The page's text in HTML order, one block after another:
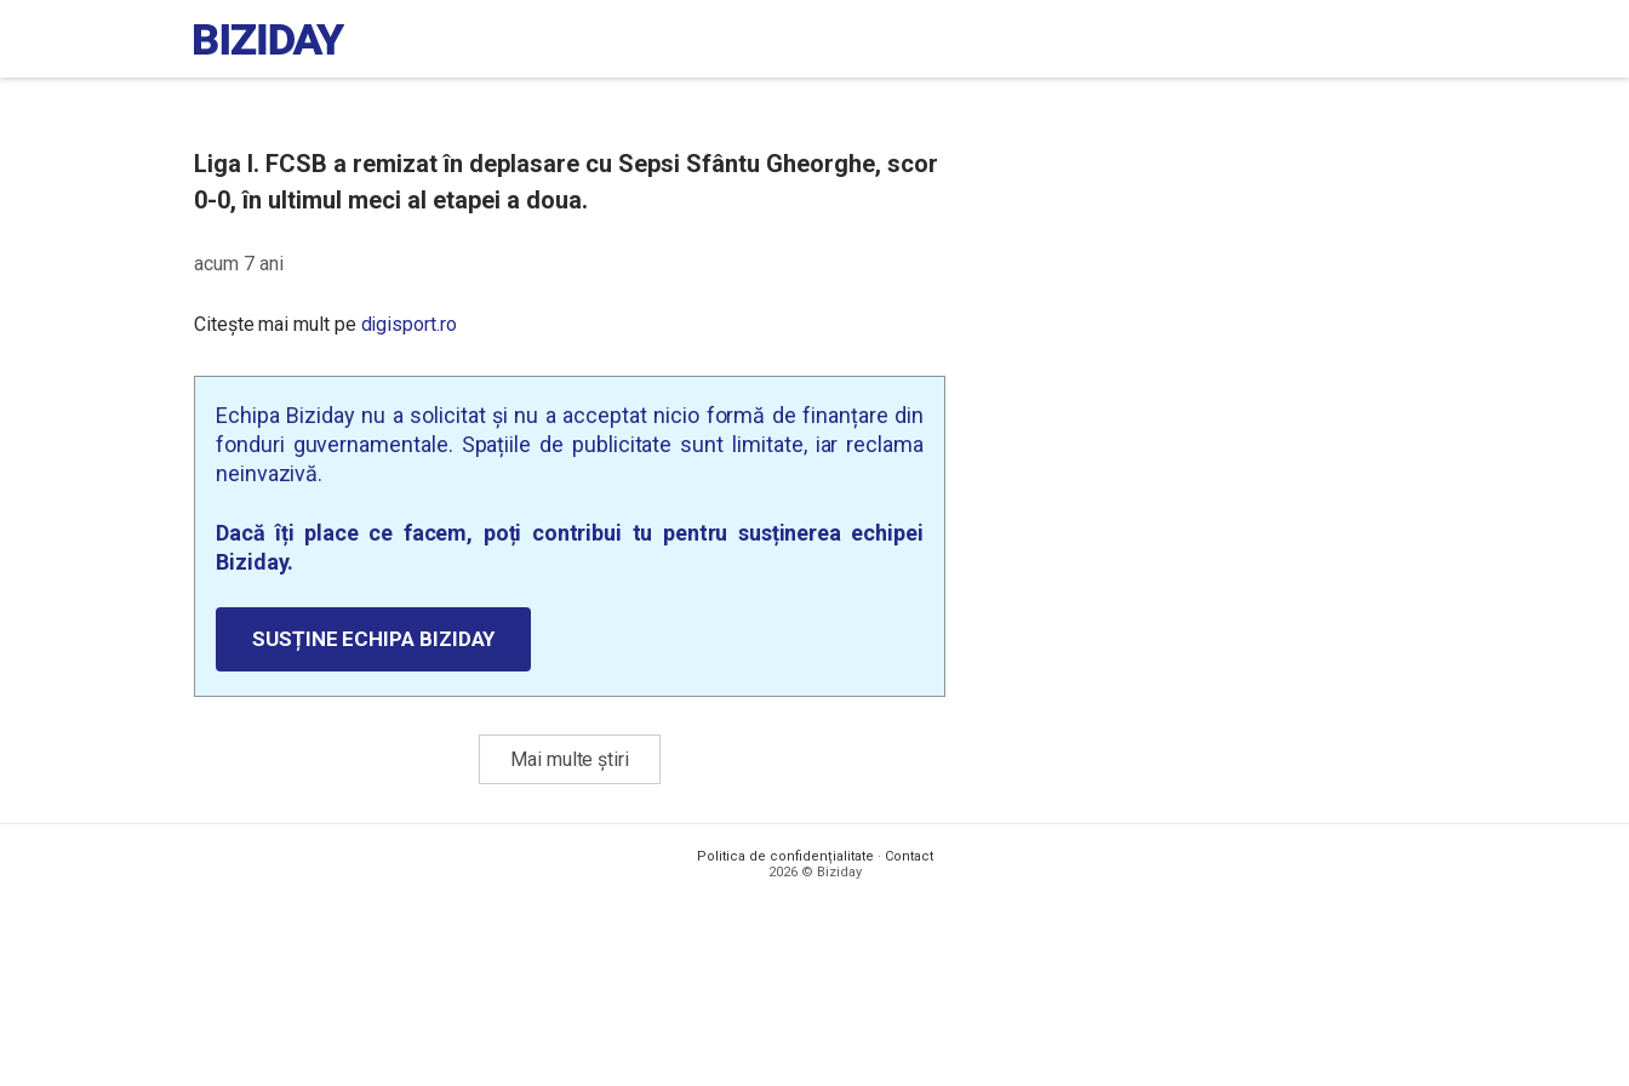
Liga I. FCSB a remizat în deplasare cu Sepsi Sfântu Gheorghe, scor
0-0, în ultimul meci al etapei a doua.
acum 7 ani
Citește mai mult pe digisport.ro
Echipa Biziday nu a solicitat și nu a acceptat nicio formă de finanțare din
fonduri guvernamentale. Spațiile de publicitate sunt limitate, iar reclama
neinvazivă.
Dacă îți place ce facem, poți contribui tu pentru susținerea echipei
Biziday.
SUSȚINE ECHIPA BIZIDAY
Mai multe știri
Politica de confidențialitate · Contact
2026 © Biziday